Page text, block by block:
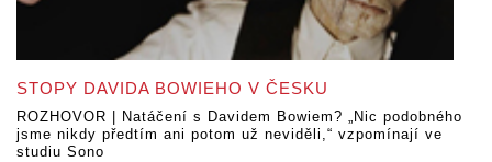
STOPY DAVIDA BOWIEHO V ČESKU
ROZHOVOR | Natáčení s Davidem Bowiem? „Nic podobného
jsme nikdy předtím ani potom už neviděli,“ vzpomínají ve
studiu Sono